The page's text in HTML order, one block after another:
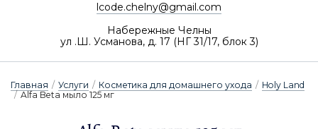
lcode.chelny@gmail.com
Набережные Челны
ул .Ш. Усманова, д. 17 (НГ 31/17, блок 3)
Главная / Услуги / Косметика для домашнего ухода / Holy Land
/ Alfa Beta мыло 125 мг